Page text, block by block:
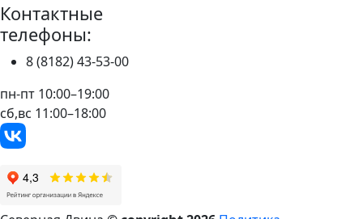
Контактные
телефоны:
8 (8182) 43-53-00
пн-пт 10:00–19:00
сб,вс 11:00–18:00